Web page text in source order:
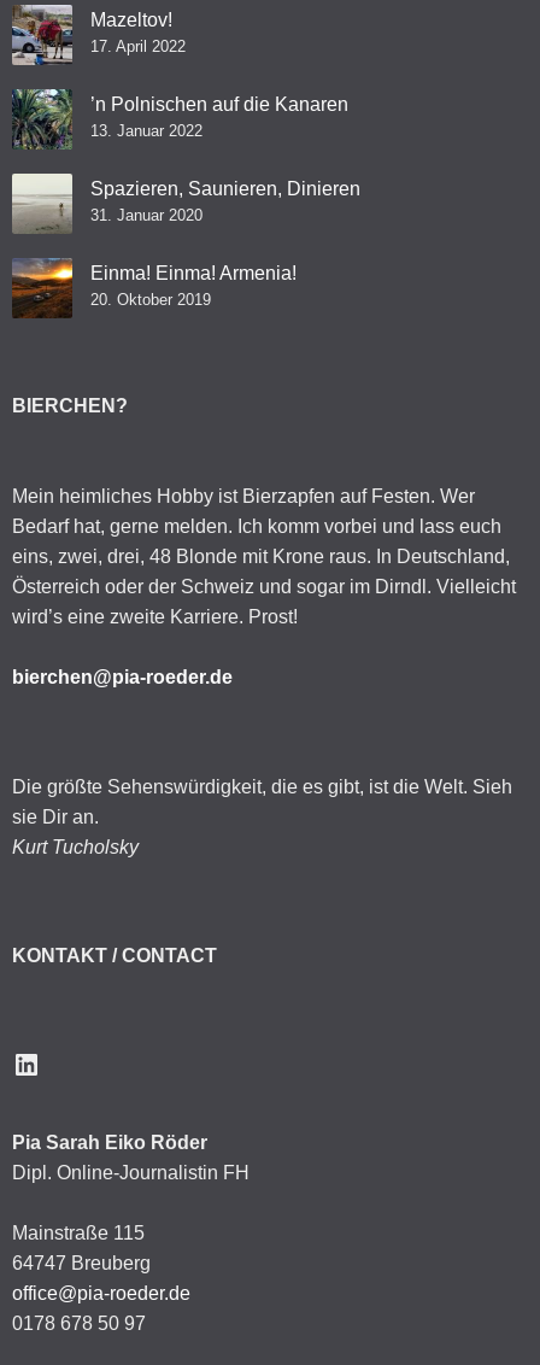
Mazeltov!
17. April 2022
’n Polnischen auf die Kanaren
13. Januar 2022
Spazieren, Saunieren, Dinieren
31. Januar 2020
Einma! Einma! Armenia!
20. Oktober 2019
BIERCHEN?
Mein heimliches Hobby ist Bierzapfen auf Festen. Wer
Bedarf hat, gerne melden. Ich komm vorbei und lass euch
eins, zwei, drei, 48 Blonde mit Krone raus. In Deutschland,
Österreich oder der Schweiz und sogar im Dirndl. Vielleicht
wird’s eine zweite Karriere. Prost!
bierchen@pia-roeder.de
Die größte Sehenswürdigkeit, die es gibt, ist die Welt. Sieh
sie Dir an.
Kurt Tucholsky
KONTAKT / CONTACT
LinkedIn
Pia Sarah Eiko Röder
Dipl. Online-Journalistin FH
Mainstraße 115
64747 Breuberg
office@pia-roeder.de
0178 678 50 97